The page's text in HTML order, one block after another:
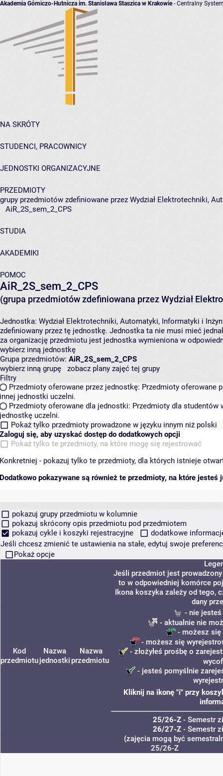
Akademia Górniczo-Hutnicza im. Stanisława Staszica w Krakowie- Centralny
NA SKRÓTY
STUDENCI, PRACOWNICY
JEDNOSTKI ORGANIZACYJNE
PRZEDMIOTY
grupy przedmiotów zdefiniowane przez Wydział Elektrotechniki,
AiR_2S_sem_2_CPS
STUDIA
AKADEMIKI
POMOC
AiR_2S_sem_2_CPS
(grupa przedmiotów zdefiniowana przez Wydział
Jednostka: Wydział Elektrotechniki, Automatyki, Informatyki i
zdefiniowany przez tę jednostkę. Jednostka ta nie musi mieć
za organizację przedmiotu jest jednostka wymieniona w
wybierz inną jednostkę
Grupa przedmiotów: AiR_2S_sem_2_CPS
wybierz inną grupę
zobacz plany zajęć tej grupy
Filtry
Przedmioty oferowane przez jednostkę: Przedmioty oferowane
innej jednostki uczelni.
Przedmioty oferowane dla jednostki: Przedmioty dla studentów
jednostkę uczelni.
Pokaż tylko przedmioty prowadzone w języku innym niż polski
Zaloguj się, aby uzyskać dostęp do dodatkowych opcji
Pokaż tylko te przedmioty, na które mogę się rejestrować
Konkretniej - pokazuj tylko te przedmioty, dla których istnieje
Dodatkowo pokazywane są również te przedmioty, na które jesteś
pokazuj grupy przedmiotu w kolumnie
pokazuj skrócony opis przedmiotu pod przedmiotem
pokazuj cykle i koszyki rejestracyjne
dodatkowe
Jeśli chcesz zmienić te ustawienia na stałe, edytuj swoje
Pokaż opcje
Kod
przedmiotu
Nazwa
jednostki
Nazwa
przedmiotu
Jeśli przedmiot jest
to w odpowiedniej komórce
Ikona koszyka zależy od tego,
dany
- nie
- aktualnie nie
- możesz
- możesz się
- złożyłeś prośbę o
- jesteś pomyślnie
Kliknij na ikonę "i" przy
25/26-Z- Semestr
26/27-Z- Semestr
(zajęcia mogą być
25/26-Z